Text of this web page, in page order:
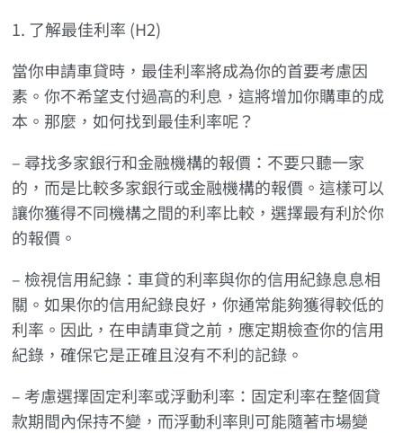
1. 了解最佳利率 (H2)
當你申請車貸時，最佳利率將成為你的首要考慮因
素。你不希望支付過高的利息，這將增加你購車的成
本。那麼，如何找到最佳利率呢？
– 尋找多家銀行和金融機構的報價：不要只聽一家
的，而是比較多家銀行或金融機構的報價。這樣可以
讓你獲得不同機構之間的利率比較，選擇最有利於你
的報價。
– 檢視信用紀錄：車貸的利率與你的信用紀錄息息相
關。如果你的信用紀錄良好，你通常能夠獲得較低的
利率。因此，在申請車貸之前，應定期檢查你的信用
紀錄，確保它是正確且沒有不利的記錄。
– 考慮選擇固定利率或浮動利率：固定利率在整個貸
款期間內保持不變，而浮動利率則可能隨著市場變